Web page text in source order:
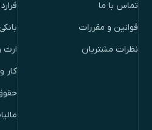
تماس با ما
قوانین و مقررات
نظرات مشتریان
کار